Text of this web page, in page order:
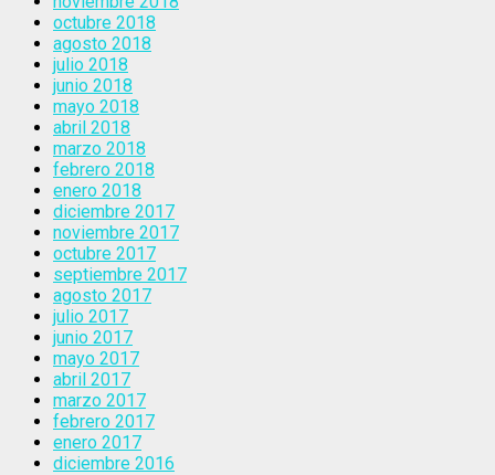
octubre 2018
agosto 2018
julio 2018
junio 2018
mayo 2018
abril 2018
marzo 2018
febrero 2018
enero 2018
diciembre 2017
noviembre 2017
octubre 2017
septiembre 2017
agosto 2017
julio 2017
junio 2017
mayo 2017
abril 2017
marzo 2017
febrero 2017
enero 2017
diciembre 2016